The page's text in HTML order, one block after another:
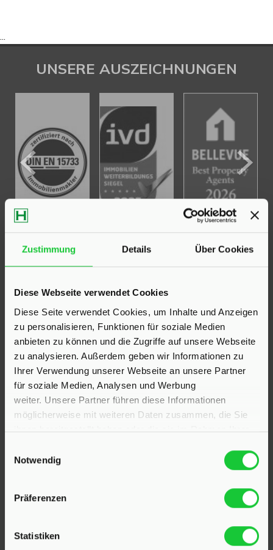
Zustimmung Details Über Cookies
Diese Webseite verwendet Cookies
Diese Seite verwendet Cookies, um Inhalte und Anzeigen
zu personalisieren, Funktionen für soziale Medien
anbieten zu können und die Zugriffe auf unsere Webseite
zu analysieren. Außerdem geben wir Informationen zu
Ihrer Verwendung unserer Webseite an unsere Partner
für soziale Medien, Analysen und Werbung
weiter. Unsere Partner führen diese Informationen
möglicherweise mit weiteren Daten zusammen, die Sie
Notwendig
Präferenzen
Statistiken
...
UNSERE AUSZEICHNUNGEN
KONTAKT
23795 Klein Rönnau
Bollmoor 2
Telefon:
04551 901690
24568 Kaltenkirchen
Holstenstraße 26
E-Mail:info@hinrichsen-immobilien.com
PROFIL
Als kompetenter
Immobilienmakler in Klein Rönnau